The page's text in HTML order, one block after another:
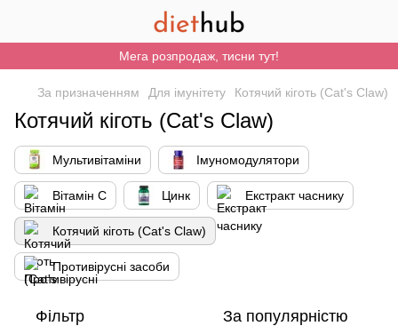
Мега розпродаж, тисни тут!
За призначенням Для імунітету Котячий кіготь (Cat's Claw)
Котячий кіготь (Cat's Claw)
Мультивітаміни Імуномодулятори
Вітамін С Цинк Екстракт часнику
Котячий кіготь (Cat's Claw)
Противірусні засоби
Фільтр За популярністю